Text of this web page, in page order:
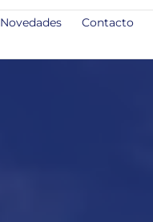
Novedades Contacto